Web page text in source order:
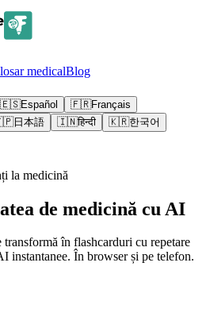
medicalBlog
🇪🇸Español 🇫🇷Français
日本語 🇮🇳हिन्दी 🇰🇷한국어
la medicină
de medicină cu AI
în flashcarduri cu repetare
instantanee. În browser și pe telefon.